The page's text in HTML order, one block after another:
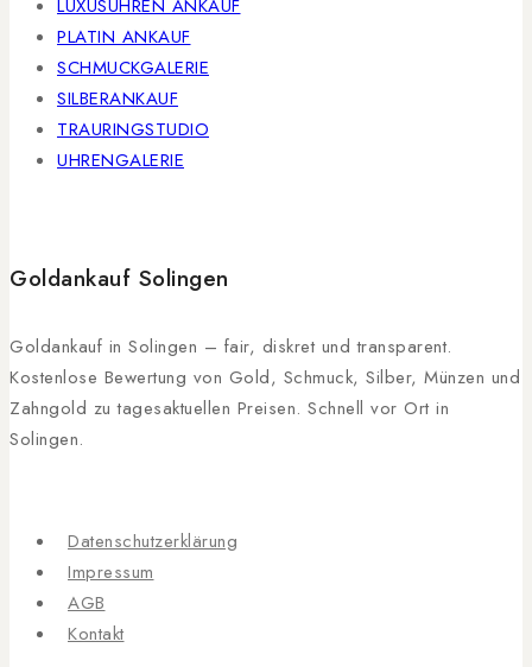
LUXUSUHREN ANKAUF
PLATIN ANKAUF
SCHMUCKGALERIE
SILBERANKAUF
TRAURINGSTUDIO
UHRENGALERIE
Goldankauf Solingen
Goldankauf in Solingen – fair, diskret und transparent.
Kostenlose Bewertung von Gold, Schmuck, Silber, Münzen und
Zahngold zu tagesaktuellen Preisen. Schnell vor Ort in
Solingen.
Datenschutzerklärung
Impressum
AGB
Kontakt